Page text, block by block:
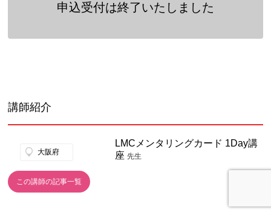
申込受付は終了いたしました
講師紹介
大阪府
LMCメンタリングカード 1Day講
座 先生
この講師の記事一覧